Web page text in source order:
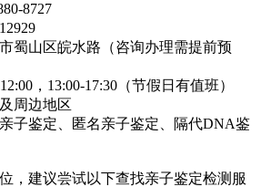
8727
蜀山区皖水路（咨询办理需提前预
，13:00-17:30（节假日有值班）
周边地区
子鉴定、匿名亲子鉴定、隔代DNA鉴
，建议尝试以下查找亲子鉴定检测服